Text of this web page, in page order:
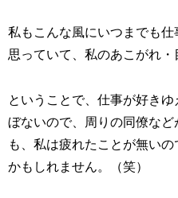
私もこんな風にいつまでも
思っていて、私のあこがれ・
ということで、仕事が好き
ぼないので、周りの同僚な
も、私は疲れたことが無い
かもしれません。（笑）